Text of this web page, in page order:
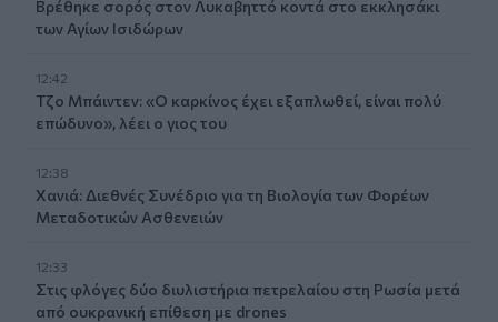
Βρέθηκε σορός στον Λυκαβηττό κοντά στο εκκλησάκι
των Αγίων Ισιδώρων
12:42
Τζο Μπάιντεν: «Ο καρκίνος έχει εξαπλωθεί, είναι πολύ
επώδυνο», λέει ο γιος του
12:38
Χανιά: Διεθνές Συνέδριο για τη Βιολογία των Φορέων
Μεταδοτικών Ασθενειών
12:33
Στις φλόγες δύο διυλιστήρια πετρελαίου στη Ρωσία μετά
από ουκρανική επίθεση με drones